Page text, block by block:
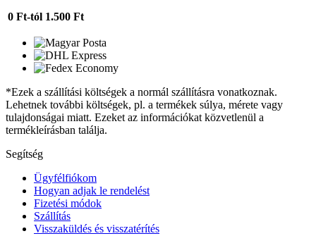
0 Ft-tól 1.500 Ft
*Ezek a szállítási költségek a normál szállításra vonatkoznak.
Lehetnek további költségek, pl. a termékek súlya, mérete vagy
tulajdonságai miatt. Ezeket az információkat közvetlenül a
termékleírásban találja.
Segítség
Ügyfélfiókom
Hogyan adjak le rendelést
Fizetési módok
Szállítás
Visszaküldés és visszatérítés